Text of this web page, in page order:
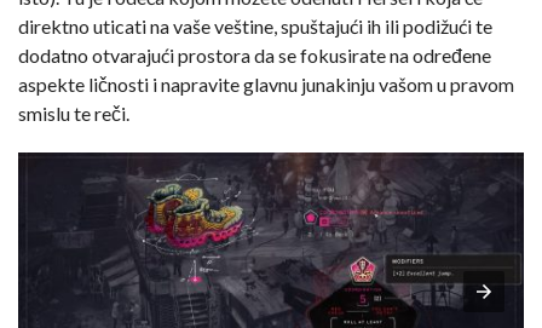
direktno uticati na vaše veštine, spuštajući ih ili podižući te
dodatno otvarajući prostora da se fokusirate na određene
aspekte ličnosti i napravite glavnu junakinju vašom u pravom
smislu te reči.